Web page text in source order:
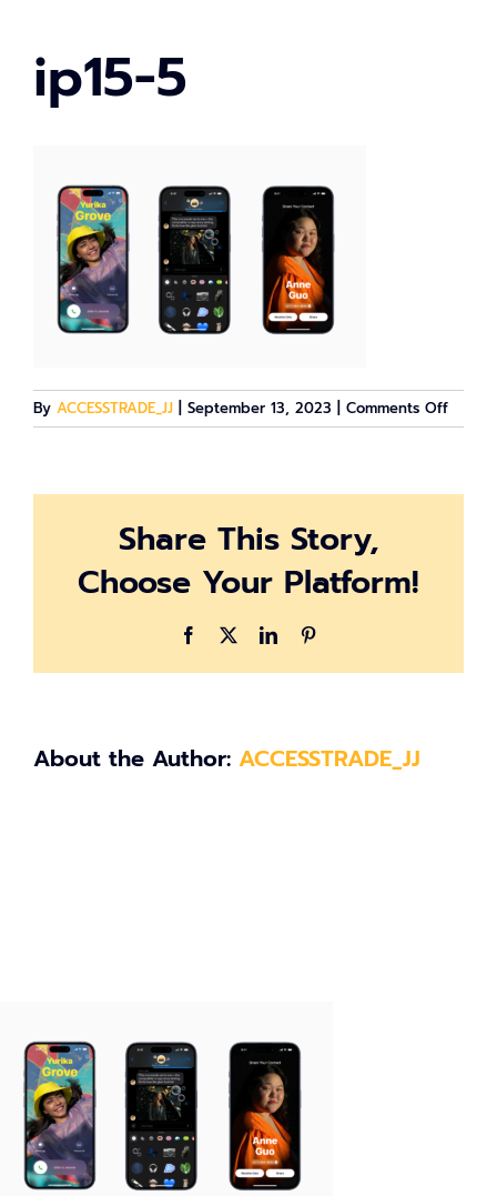
ip15-5
By ACCESSTRADE_JJ September 13, 2023 Comments Offon
ip15-
Share This Story,
Choose Your Platform!
Facebook LinkedIn
About the Author: ACCESSTRADE_JJ